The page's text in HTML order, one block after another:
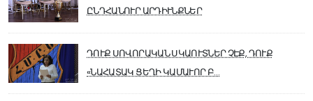
ԸՆԴՀԱՆՈՒՐ ԱՐԴԻՒՆՔՆԵՐ
ԴՈՒՔ ՍՈՎՈՐԱԿԱՆ ՍԿԱՈՒՏՆԵՐ ՉԷՔ, ԴՈՒՔ
«ՆԱՀԱՏԱԿ ՑԵՂԻ ԿԱՄԱՒՈՐ Բ…